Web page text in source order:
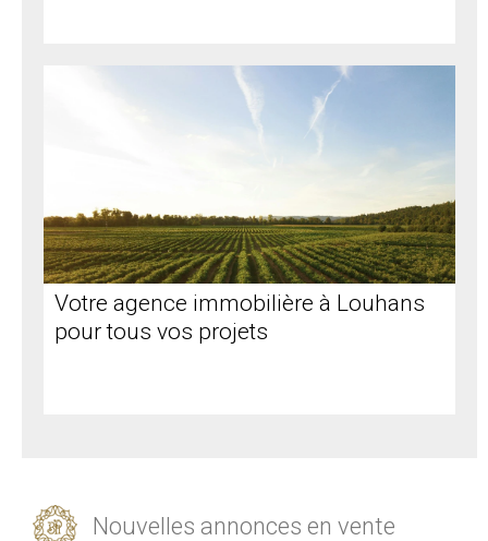
Votre agence immobilière à Louhans
pour tous vos projets
Nouvelles annonces en vente